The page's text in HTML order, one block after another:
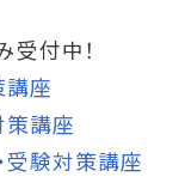
付中！
講座
策講座
受験対策講座